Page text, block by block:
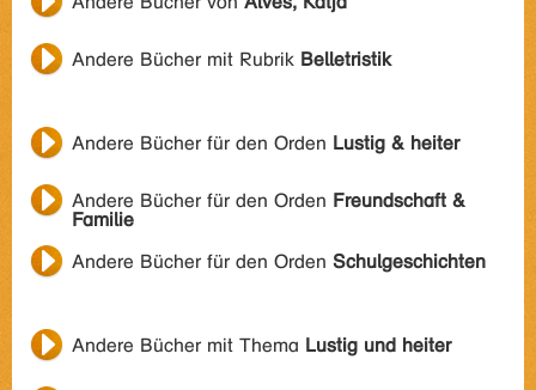
Andere Bücher mit Rubrik Belletristik
Andere Bücher für den Orden Lustig & heiter
Andere Bücher für den Orden Freundschaft &
Familie
Andere Bücher für den Orden Schulgeschichten
Andere Bücher mit Thema Lustig und heiter